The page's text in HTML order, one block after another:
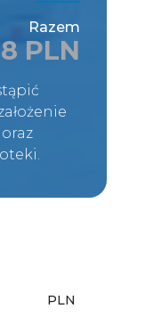
Razem
PLN
PLN